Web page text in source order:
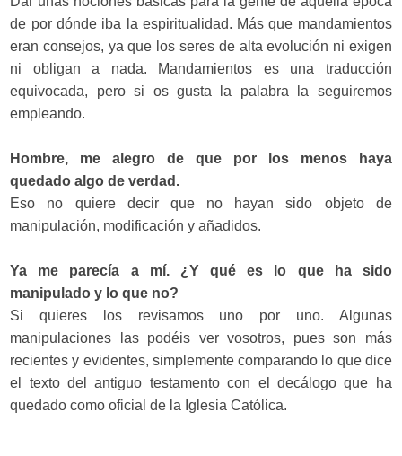
de por dónde iba la espiritualidad. Más que mandamientos
eran consejos, ya que los seres de alta evolución ni exigen
ni obligan a nada. Mandamientos es una traducción
equivocada, pero si os gusta la palabra la seguiremos
empleando.
Hombre, me alegro de que por los menos haya
quedado algo de verdad.
Eso no quiere decir que no hayan sido objeto de
manipulación, modificación y añadidos.
Ya me parecía a mí. ¿Y qué es lo que ha sido
manipulado y lo que no?
Si quieres los revisamos uno por uno. Algunas
manipulaciones las podéis ver vosotros, pues son más
recientes y evidentes, simplemente comparando lo que dice
el texto del antiguo testamento con el decálogo que ha
quedado como oficial de la Iglesia Católica.